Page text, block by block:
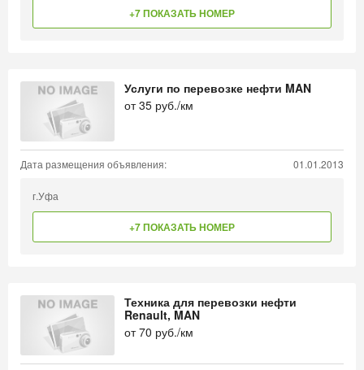
+7 ПОКАЗАТЬ НОМЕР
Услуги по перевозке нефти MAN
от35 руб./км
Дата размещения объявления: 01.01.2013
г.Уфа
+7 ПОКАЗАТЬ НОМЕР
Техника для перевозки нефти
Renault, MAN
от70 руб./км